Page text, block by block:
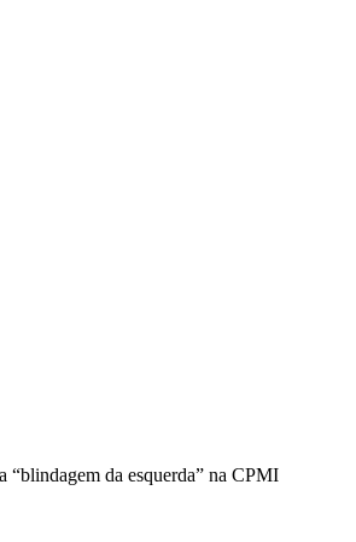
da esquerda” na CPMI